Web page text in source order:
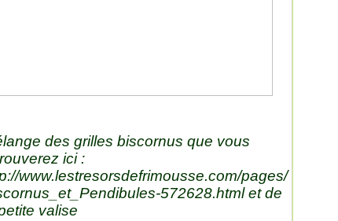
des grilles biscornus que vous
ici :
www.lestresorsdefrimousse.com/pages/
572628.htmlet de
valise